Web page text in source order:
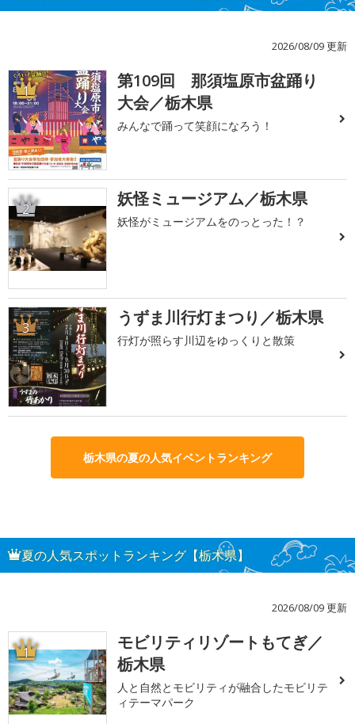
2026/08/09 更新
1
第109回 那須塩原市盆踊り
大会／栃木県
みんなで踊って笑顔になろう！
2 妖怪ミュージアム／栃木県
妖怪がミュージアムをのっとった！？
3 うずま川行灯まつり／栃木県
行灯が照らす川辺をゆっくりと散策
栃木県の夏の人気イベントランキング
夏の人気スポットランキング【栃木県】
2026/08/09 更新
1
モビリティリゾートもてぎ／
栃木県
人と自然とモビリティが融合したモビリテ
ィテーマパーク